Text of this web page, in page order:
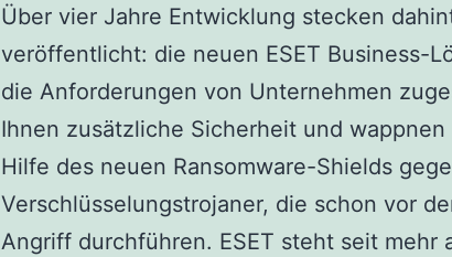
Über vier Jahre Entwicklung stecken
veröffentlicht: die neuen ESET Business-
die Anforderungen von Unternehmen
Ihnen zusätzliche Sicherheit und
Hilfe des neuen Ransomware-Shields
Verschlüsselungstrojaner, die schon vor
Angriff durchführen. ESET steht seit mehr